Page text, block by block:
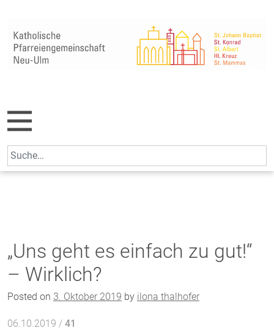
content
Search
for:
„Uns geht es einfach zu gut!“
– Wirklich?
Posted on 3. Oktober 2019 by ilona thalhofer
06.10.2019 / 41